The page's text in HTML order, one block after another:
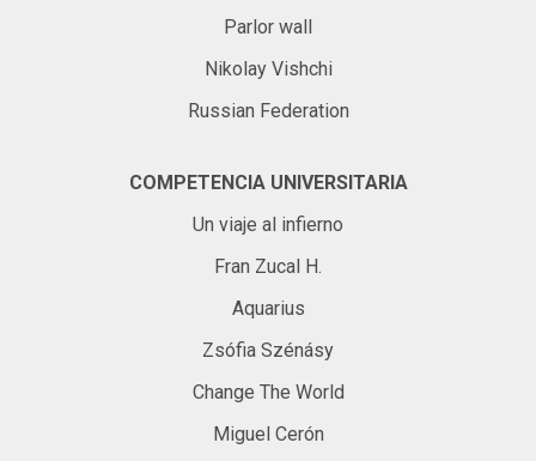
Parlor wall
Nikolay Vishchi
Russian Federation
COMPETENCIA UNIVERSITARIA
Un viaje al infierno
Fran Zucal H.
Aquarius
Zsófia Szénásy
Change The World
Miguel Cerón